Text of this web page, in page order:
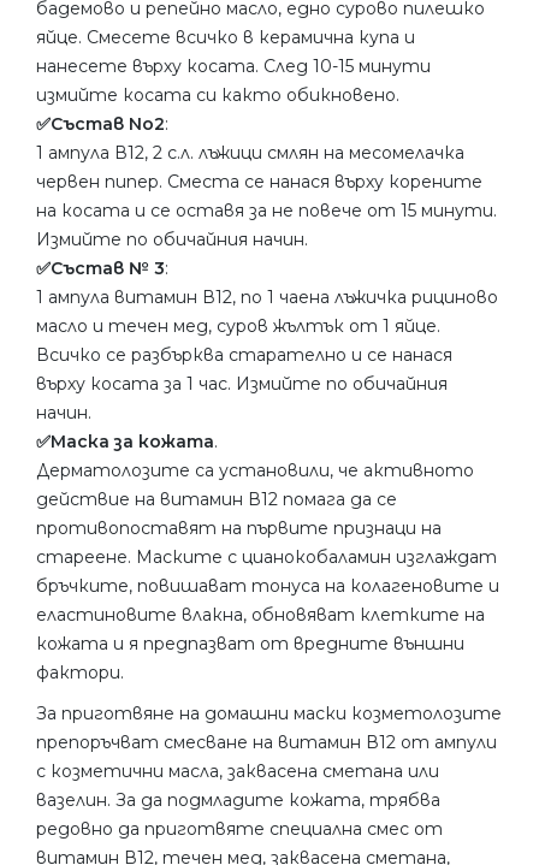
бадемово и репейно масло, едно сурово пилешко
яйце. Смесете всичко в керамична купа и
нанесете върху косата. След 10-15 минути
измийте косата си както обикновено.
✅Състав No2:
1 ампула В12, 2 с.л. лъжици смлян на месомелачка
червен пипер. Сместа се нанася върху корените
на косата и се оставя за не повече от 15 минути.
Измийте по обичайния начин.
✅Състав № 3:
1 ампула витамин В12, по 1 чаена лъжичка рициново
масло и течен мед, суров жълтък от 1 яйце.
Всичко се разбърква старателно и се нанася
върху косата за 1 час. Измийте по обичайния
начин.
✅Маска за кожата.
Дерматолозите са установили, че активното
действие на витамин В12 помага да се
противопоставят на първите признаци на
стареене. Маските с цианокобаламин изглаждат
бръчките, повишават тонуса на колагеновите и
еластиновите влакна, обновяват клетките на
кожата и я предпазват от вредните външни
фактори.
За приготвяне на домашни маски козметолозите
препоръчват смесване на витамин В12 от ампули
с козметични масла, заквасена сметана или
вазелин. За да подмладите кожата, трябва
редовно да приготвяте специална смес от
витамин В12, течен мед, заквасена сметана,